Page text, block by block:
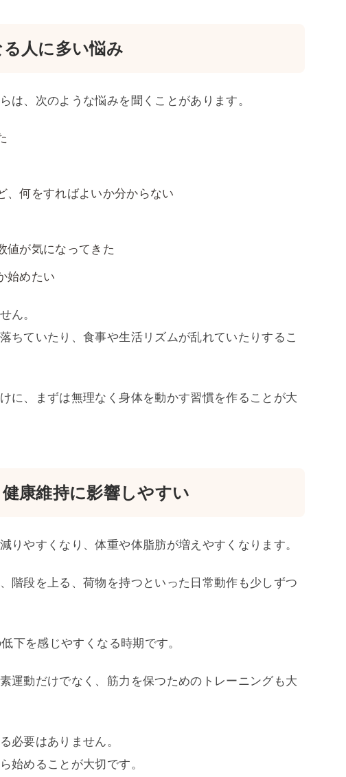
人に多い悩み
は、次のような悩みを聞くことがあります。
、何をすればよいか分からない
値が気になってきた
始めたい
ん。
ちていたり、食事や生活リズムが乱れていたりするこ
に、まずは無理なく身体を動かす習慣を作ることが大
康維持に影響しやすい
りやすくなり、体重や体脂肪が増えやすくなります。
階段を上る、荷物を持つといった日常動作も少しずつ
下を感じやすくなる時期です。
運動だけでなく、筋力を保つためのトレーニングも大
必要はありません。
始めることが大切です。